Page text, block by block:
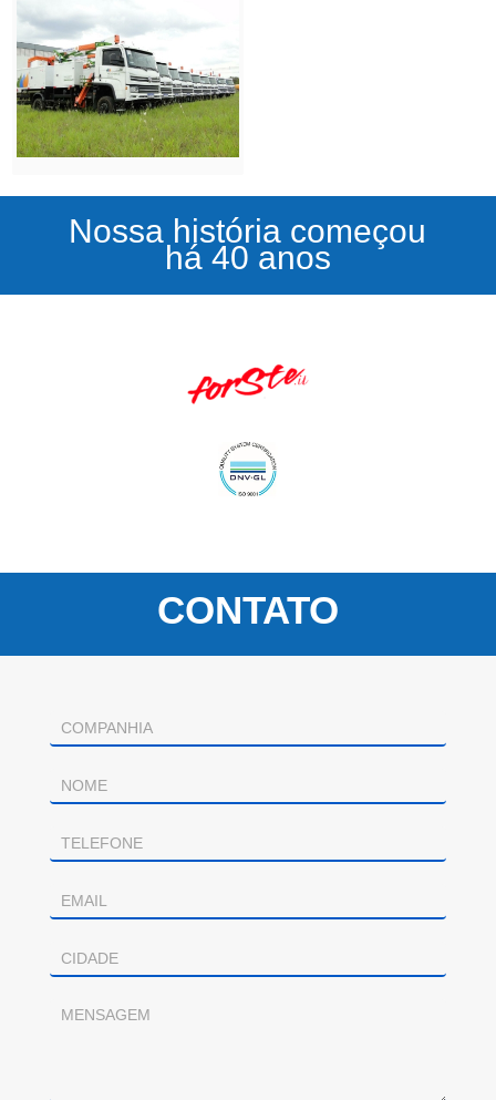
Nossa história começou
há 40 anos
CONTATO
Contacto